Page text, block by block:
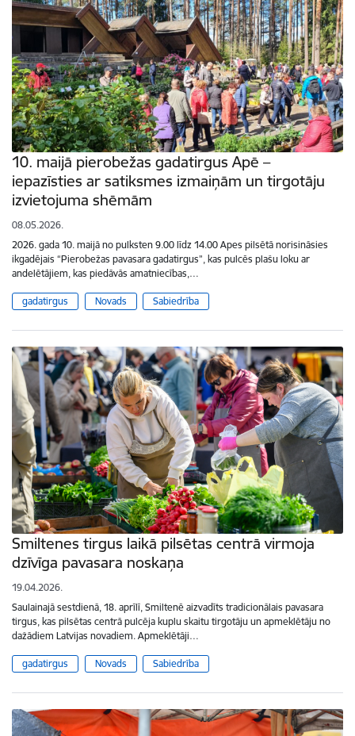
10. maijā pierobežas gadatirgus Apē –
iepazīsties ar satiksmes izmaiņām un tirgotāju
izvietojuma shēmām
08.05.2026.
2026. gada 10. maijā no pulksten 9.00 līdz 14.00 Apes pilsētā norisināsies
ikgadējais “Pierobežas pavasara gadatirgus”, kas pulcēs plašu loku ar
andelētājiem, kas piedāvās amatniecības,…
gadatirgus Novads Sabiedrība
Smiltenes tirgus laikā pilsētas centrā virmoja
dzīvīga pavasara noskaņa
19.04.2026.
Saulainajā sestdienā, 18. aprīlī, Smiltenē aizvadīts tradicionālais pavasara
tirgus, kas pilsētas centrā pulcēja kuplu skaitu tirgotāju un apmeklētāju no
dažādiem Latvijas novadiem. Apmeklētāji…
gadatirgus Novads Sabiedrība